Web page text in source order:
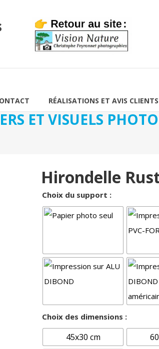
RÉALISATIONS ET AVIS CLIENTS
ET VISUELS
Hirondelle
Choix du support :
Choix des dimensions :
45x30 cm